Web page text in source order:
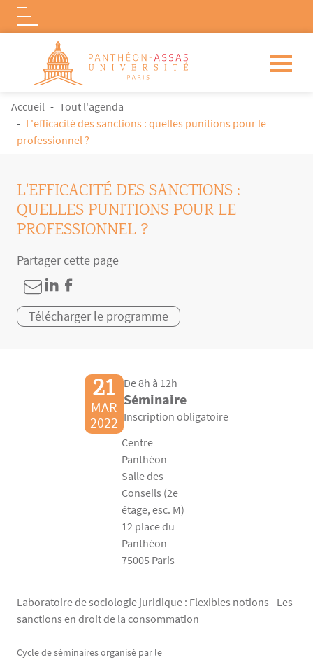
Aller au contenu principal
Logo
FIL D'ARIANE
Accueil
Tout l'agenda
L'efficacité des sanctions : quelles punitions pour le
professionnel ?
L'EFFICACITÉ DES SANCTIONS :
QUELLES PUNITIONS POUR LE
PROFESSIONNEL ?
Partager cette page
Télécharger le programme
21
MAR
2022
De 8h à 12h
Séminaire
Inscription obligatoire
Centre
Panthéon -
Salle des
Conseils (2e
étage, esc. M)
12 place du
Panthéon
75005 Paris
Laboratoire de sociologie juridique : Flexibles notions - Les
sanctions en droit de la consommation
Contenu
Texte
Cycle de séminaires organisé par le